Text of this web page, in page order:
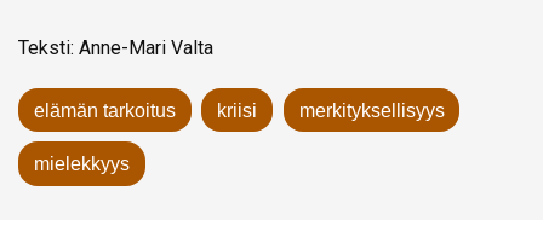
Teksti: Anne-Mari Valta
elämän tarkoitus kriisi merkityksellisyys
mielekkyys